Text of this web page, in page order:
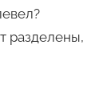
разделены,